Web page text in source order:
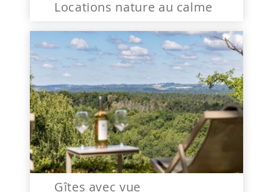
Locations nature au calme
Gîtes avec vue